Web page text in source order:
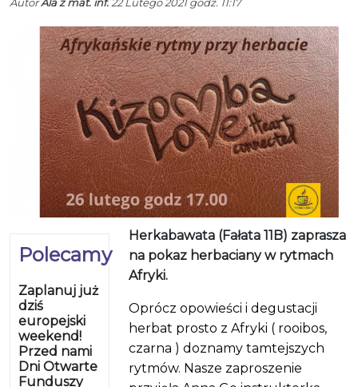
Polecamy
Zaplanuj już
dziś
europejski
weekend!
Przed nami
Dni Otwarte
Funduszy
Herkabawata (Fałata 11B) zaprasza
na pokaz herbaciany w rytmach
Afryki.
Oprócz opowieści i degustacji
herbat prosto z Afryki ( rooibos,
czarna ) doznamy tamtejszych
rytmów. Nasze zaproszenie